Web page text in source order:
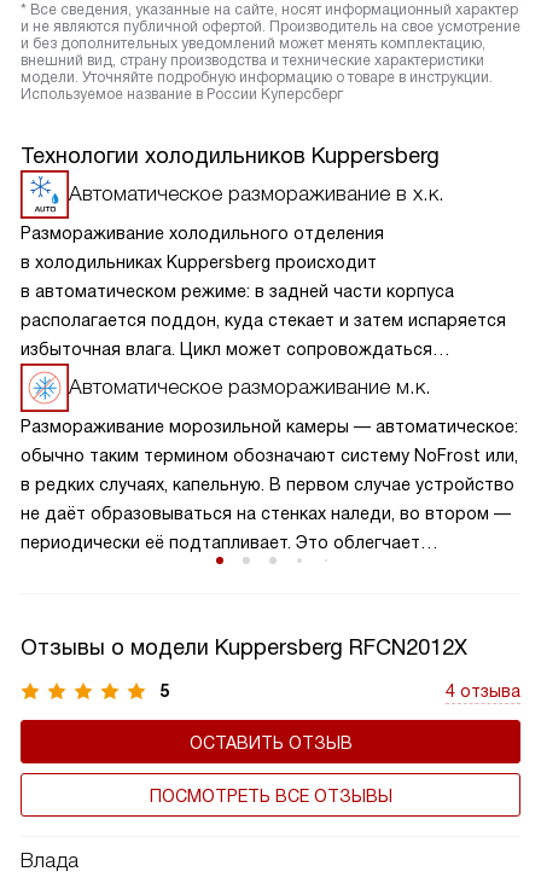
* Все сведения, указанные на сайте, носят информационный характер
и не являются публичной офертой. Производитель на свое усмотрение
и без дополнительных уведомлений может менять комплектацию,
внешний вид, страну производства и технические характеристики
модели. Уточняйте подробную информацию о товаре в инструкции.
Используемое название в России Куперсберг
Технологии холодильников Kuppersberg
Автоматическое размораживание в х.к.
Размораживание холодильного отделения
в холодильниках Kuppersberg происходит
в автоматическом режиме: в задней части корпуса
располагается поддон, куда стекает и затем испаряется
избыточная влага. Цикл может сопровождаться
небольшим шумом. Процесс не требует участия человека,
более того, применение дополнительных средств
категорически не рекомендуется.
Автоматическое размораживание м.к.
Размораживание морозильной камеры — автоматическое:
обычно таким термином обозначают систему NoFrost или,
в редких случаях, капельную. В первом случае устройство
не даёт образовываться на стенках наледи, во втором —
периодически её подтапливает. Это облегчает
Отзывы о модели Kuppersberg RFCN2012X
5 4 отзыва
ОСТАВИТЬ ОТЗЫВ
ПОСМОТРЕТЬ ВСЕ ОТЗЫВЫ
Влада